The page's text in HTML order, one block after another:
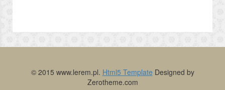
© 2015 www.lerem.pl. Html5 Template Designed by
Zerotheme.com